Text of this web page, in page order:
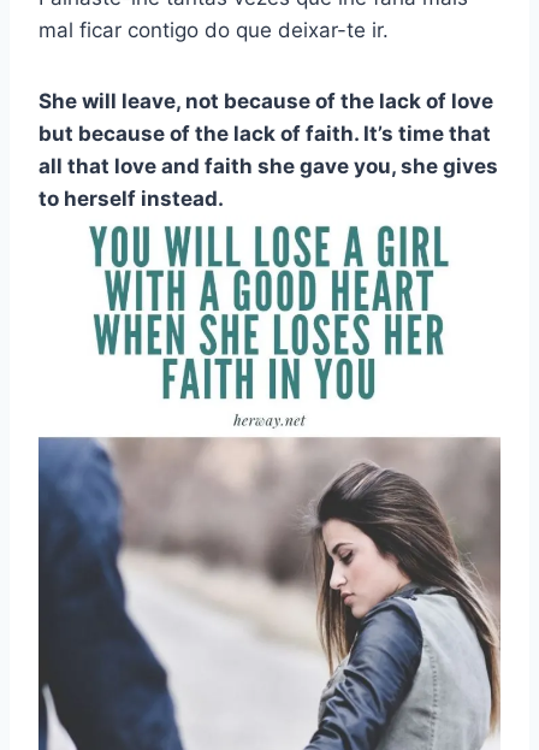
mal ficar contigo do que deixar-te ir.
She will leave, not because of the lack of love
but because of the lack of faith. It’s time that
all that love and faith she gave you, she gives
to herself instead.